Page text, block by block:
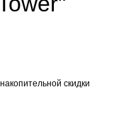
скидки